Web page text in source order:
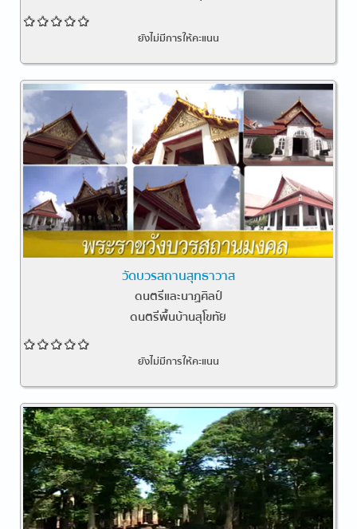
ยังไม่มีการให้คะแนน
วัดบวรสถานสุทธาวาส
ดนตรีและนาฏศิลป์
ดนตรีพื้นบ้านสุโขทัย
ยังไม่มีการให้คะแนน